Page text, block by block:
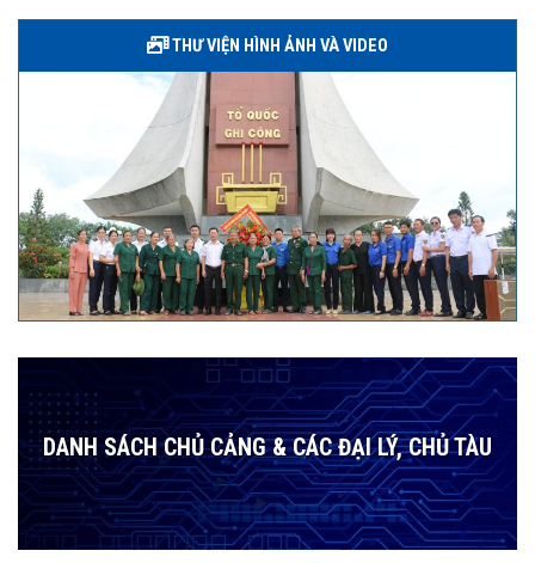
THƯ VIỆN HÌNH ẢNH VÀ VIDEO
DANH SÁCH CHỦ CẢNG & CÁC ĐẠI LÝ, CHỦ TÀU